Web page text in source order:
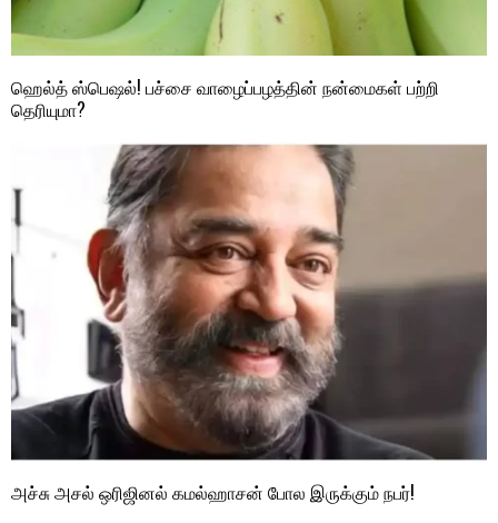
ஹெல்த் ஸ்பெஷல்! பச்சை வாழைப்பழத்தின் நன்மைகள் பற்றி
தெரியுமா?
அச்சு அசல் ஒரிஜினல் கமல்ஹாசன் போல இருக்கும் நபர்!